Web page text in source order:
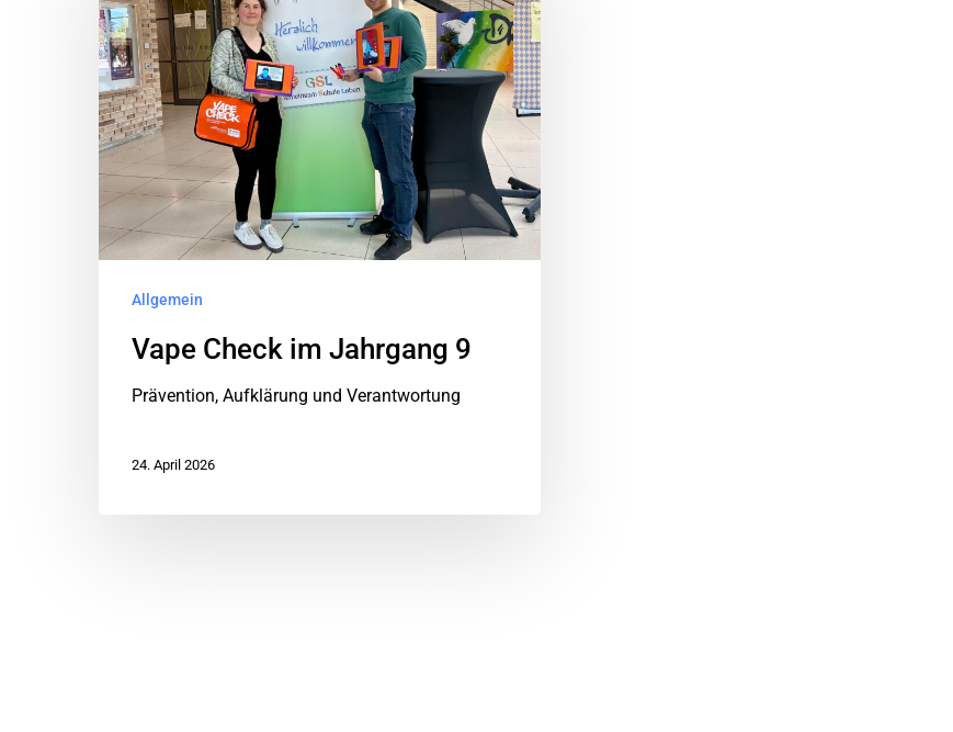
Allgemein
Vape Check im Jahrgang 9
Prävention, Aufklärung und Verantwortung
24. April 2026